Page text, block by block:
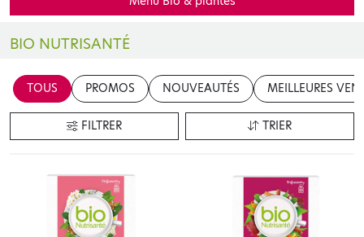
BIO NUTRISANTÉ
TOUS
PROMOS NOUVEAUTÉS MEILLEURES
FILTRER TRIER